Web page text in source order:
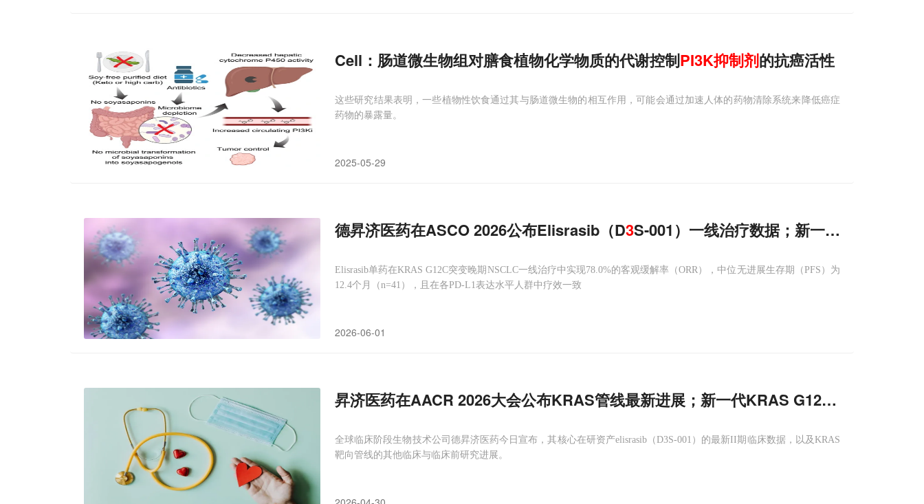
Cell：肠道微生物组对膳食植物化学物质的代谢控制PI3K抑制剂的抗癌活性
这些研究结果表明，一些植物性饮食通过其与肠道微生物的相互作用，可能会通过加速人体的药物清除系统来降低癌症
药物的暴露量。
2025-05-29
德昇济医药在ASCO 2026公布Elisrasib（D3S-001）一线治疗数据；新一代KRAS
Elisrasib单药在KRAS G12C突变晚期NSCLC一线治疗中实现78.0%的客观缓解率（ORR），中位无进展生存期（PFS）为
12.4个月（n=41），且在各PD-L1表达水平人群中疗效一致
2026-06-01
昇济医药在AACR 2026大会公布KRAS管线最新进展；新一代KRAS G12C抑制剂
全球临床阶段生物技术公司德昇济医药今日宣布，其核心在研资产elisrasib（D3S-001）的最新II期临床数据，以及KRAS
靶向管线的其他临床与临床前研究进展。